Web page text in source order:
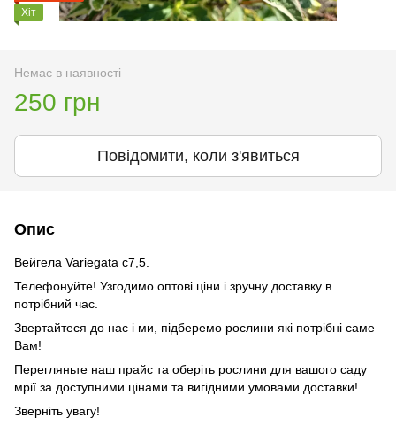
Хіт
Немає в наявності
250 грн
Повідомити, коли з'явиться
Опис
Вейгела Variegata с7,5.
Телефонуйте! Узгодимо оптові ціни і зручну доставку в
потрібний час.
Звертайтеся до нас і ми, підберемо рослини які потрібні саме
Вам!
Перегляньте наш прайс та оберіть рослини для вашого саду
мрії за доступними цінами та вигідними умовами доставки!
Зверніть увагу!